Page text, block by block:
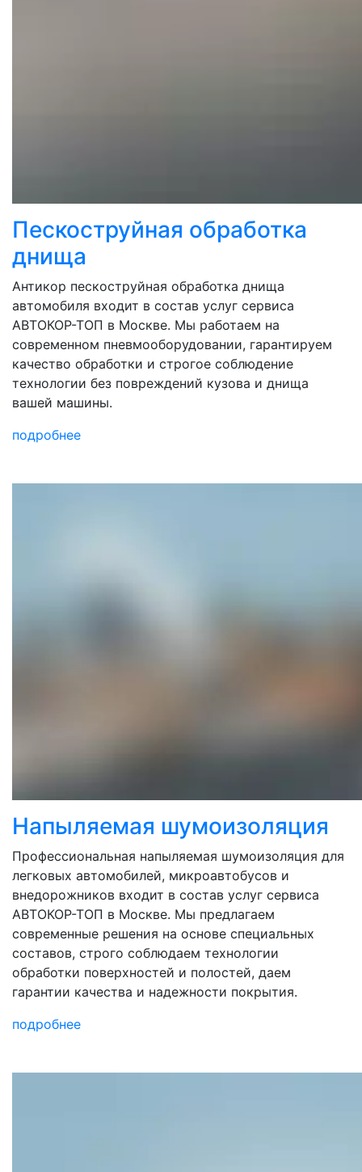
Пескоструйная обработка
днища
Антикор пескоструйная обработка днища
автомобиля входит в состав услуг сервиса
АВТОКОР-ТОП в Москве. Мы работаем на
современном пневмооборудовании, гарантируем
качество обработки и строгое соблюдение
технологии без повреждений кузова и днища
вашей машины.
подробнее
Напыляемая шумоизоляция
Профессиональная напыляемая шумоизоляция для
легковых автомобилей, микроавтобусов и
внедорожников входит в состав услуг сервиса
АВТОКОР-ТОП в Москве. Мы предлагаем
современные решения на основе специальных
составов, строго соблюдаем технологии
обработки поверхностей и полостей, даем
гарантии качества и надежности покрытия.
подробнее